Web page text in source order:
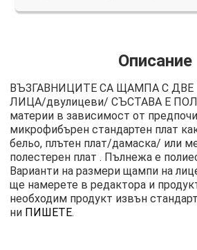
Описание
ВЪЗГАВНИЦИТЕ СА ЩАМПА С
ЛИЦА/двулицеви/ СЪСТАВА Е
материи в зависимост от
микрофибърен стандартен плат
бельо, плътен плат/дамаска/ или
полестерен плат . Пълнежа е
Варианти на размери щампи на
ще намерете в редактора и
необходим продукт извън
ни ПИШЕТЕ.